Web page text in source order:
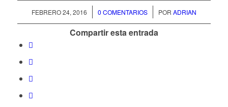
FEBRERO 24, 2016
/ 0 COMENTARIOS
/ POR ADRIAN
Compartir esta entrada